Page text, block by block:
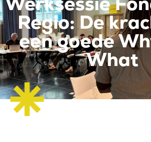
Regio: De
een goede
What